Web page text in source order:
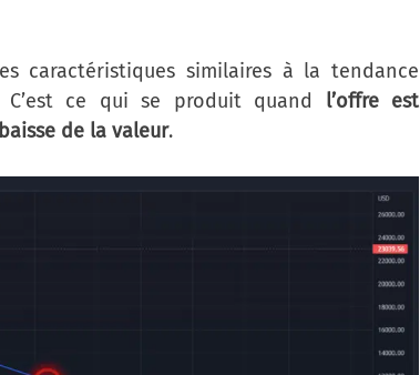
caractéristiques similaires à la tendance
ce qui se produit quand l’offre est
baisse de la valeur.